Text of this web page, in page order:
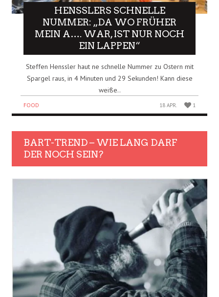
HENSSLERS SCHNELLE
NUMMER: „DA WO FRÜHER
MEIN A…. WAR, IST NUR NOCH
EIN LAPPEN“
Steffen Henssler haut ne schnelle Nummer zu Ostern mit
Spargel raus, in 4 Minuten und 29 Sekunden! Kann diese
weiße..
FOOD 18 APR. 1
BART-TREND – WIE LANG DARF
DER NOCH SEIN?